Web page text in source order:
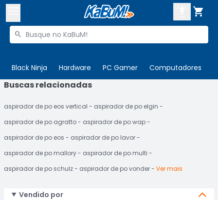

Buscar produtos

Black Ninja Hardware PC Gamer Computadores

 Departamentos
Cupons
Mais Vendidos
ENTRE
CADASTRE-SE
Buscas relacionadas
aspirador de po eos vertical
aspirador de po elgin
aspirador de po agratto
aspirador de po wap
aspirador de po eos
aspirador de po lavor
aspirador de po mallory
aspirador de po multi
aspirador de po schulz
aspirador de po vonder Ver mais
Vendido por